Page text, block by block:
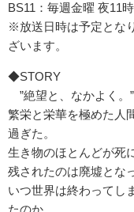
BS11：毎週金曜 夜11
※放送日時は予定とな
ざいます。
◆STORY
”絶望と、なかよく。”
繁栄と栄華を極めた人
過ぎた。
生き物のほとんどが死
残されたのは廃墟とな
いつ世界は終わってし
たのか、